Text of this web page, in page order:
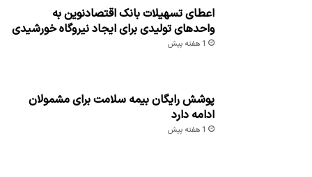
اعطای تسهیلات بانک اقتصادنوین به
واحدهای تولیدی برای ایجاد نیروگاه خورشیدی
1 هفته پیش
پوشش رایگان بیمه سلامت برای مشمولان
ادامه دارد
1 هفته پیش